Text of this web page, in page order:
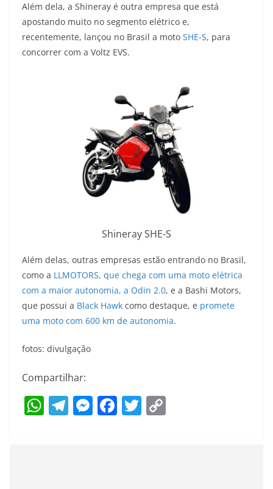
Além dela, a Shineray é outra empresa que está
apostando muito no segmento elétrico e,
recentemente, lançou no Brasil a moto SHE-S, para
concorrer com a Voltz EVS.
Shineray SHE-S
Além delas, outras empresas estão entrando no Brasil,
como a LLMOTORS, que chega com uma moto elétrica
com a maior autonomia, a Odin 2.0, e a Bashi Motors,
que possui a Black Hawk como destaque, e promete
uma moto com 600 km de autonomia.
fotos: divulgação
Compartilhar:
W T M F T